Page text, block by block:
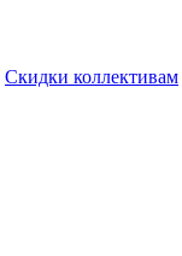
Скидки коллективам